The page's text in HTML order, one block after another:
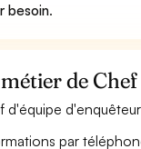
besoin.
de
d'équipe
par